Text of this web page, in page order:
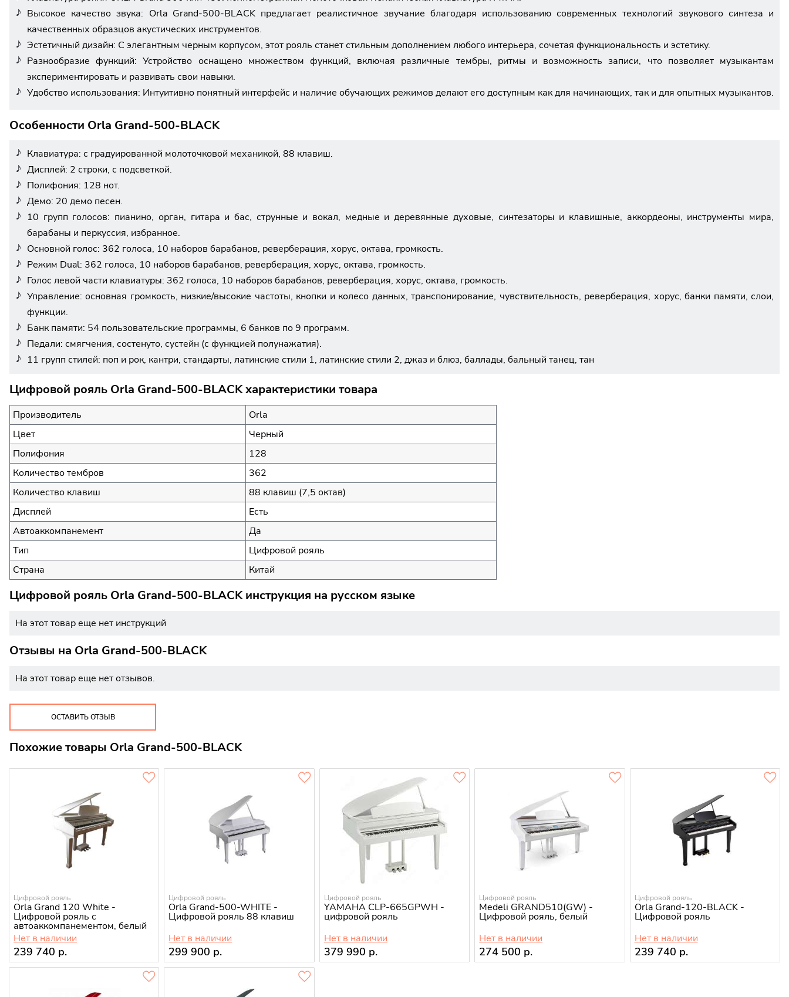
Высокое качество звука: Orla Grand-500-BLACK предлагает реалистичное звучание благодаря использованию современных технологий звукового синтеза и
качественных образцов акустических инструментов.
Эстетичный дизайн: С элегантным черным корпусом, этот рояль станет стильным дополнением любого интерьера, сочетая функциональность и эстетику.
Разнообразие функций: Устройство оснащено множеством функций, включая различные тембры, ритмы и возможность записи, что позволяет музыкантам
экспериментировать и развивать свои навыки.
Удобство использования: Интуитивно понятный интерфейс и наличие обучающих режимов делают его доступным как для начинающих, так и для опытных музыкантов.
Особенности Orla Grand-500-BLACK
Клавиатура: с градуированной молоточковой механикой, 88 клавиш.
Дисплей: 2 строки, с подсветкой.
Полифония: 128 нот.
Демо: 20 демо песен.
10 групп голосов: пианино, орган, гитара и бас, струнные и вокал, медные и деревянные духовые, синтезаторы и клавишные, аккордеоны, инструменты мира,
барабаны и перкуссия, избранное.
Основной голос: 362 голоса, 10 наборов барабанов, реверберация, хорус, октава, громкость.
Режим Dual: 362 голоса, 10 наборов барабанов, реверберация, хорус, октава, громкость.
Голос левой части клавиатуры: 362 голоса, 10 наборов барабанов, реверберация, хорус, октава, громкость.
Управление: основная громкость, низкие/высокие частоты, кнопки и колесо данных, транспонирование, чувствительность, реверберация, хорус, банки памяти, слои,
функции.
Банк памяти: 54 пользовательские программы, 6 банков по 9 программ.
Педали: смягчения, состенуто, сустейн (с функцией полунажатия).
11 групп стилей: поп и рок, кантри, стандарты, латинские стили 1, латинские стили 2, джаз и блюз, баллады, бальный танец, тан
Цифровой рояль Orla Grand-500-BLACK характеристики товара
Производитель
Orla
Цвет
Черный
Полифония
128
Количество тембров
362
Количество клавиш
88 клавиш (7,5 октав)
Дисплей
Есть
Автоаккомпанемент
Да
Тип
Цифровой рояль
Страна
Китай
Цифровой рояль Orla Grand-500-BLACK инструкция на русском языке
На этот товар еще нет инструкций
Отзывы на Orla Grand-500-BLACK
На этот товар еще нет отзывов.
ОСТАВИТЬ ОТЗЫВ
Похожие товары Orla Grand-500-BLACK
Цифровой рояль
Orla Grand 120 White -
Цифровой рояль с
автоаккомпанементом, белый
Нет в наличии
239 740 р.
Цифровой рояль
Orla Grand-500-WHITE -
Цифровой рояль 88 клавиш
Нет в наличии
299 900 р.
Цифровой рояль
YAMAHA CLP-665GPWH -
цифровой рояль
Нет в наличии
379 990 р.
Цифровой рояль
Medeli GRAND510(GW) -
Цифровой рояль, белый
Нет в наличии
274 500 р.
Цифровой рояль
Orla Grand-120-BLACK -
Цифровой рояль
Нет в наличии
239 740 р.